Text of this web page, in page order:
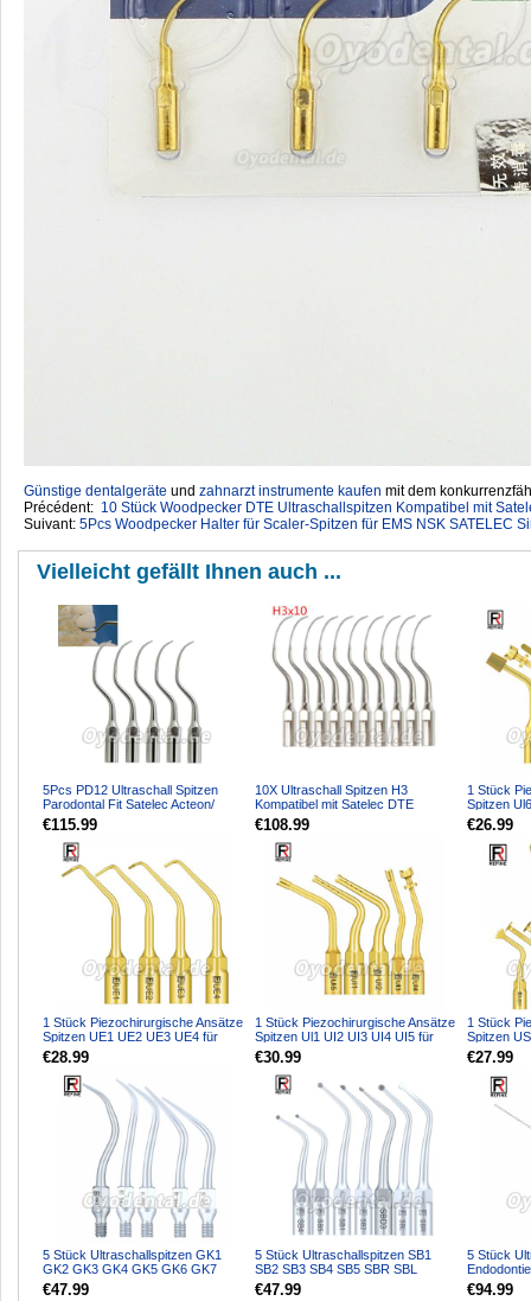
Günstige dentalgeräte ‎ und zahnarzt instrumente kaufen mit dem
Précédent: 10 Stück Woodpecker DTE Ultraschallspitzen Kompatibel mit
Suivant: 5Pcs Woodpecker Halter für Scaler-Spitzen für EMS NSK SATELEC
Vielleicht gefällt Ihnen auch ...
5Pcs PD12 Ultraschall Spitzen
Parodontal Fit Satelec Acteon/
woodpecker DTE Ultr...
€115.99
10X Ultraschall Spitzen H3
Kompatibel mit Satelec DTE
Ultraschall Handstück
€108.99
1 Stück
Spitzen
für
€26.99
1 Stück Piezochirurgische Ansätze
Spitzen UE1 UE2 UE3 UE4 für
Knochenschneiden S...
€28.99
1 Stück Piezochirurgische Ansätze
Spitzen Ul1 UI2 UI3 UI4 UI5 für
Knochenschneid...
€30.99
1 Stück
Spitzen
US3 US4
€27.99
5 Stück Ultraschallspitzen GK1
GK2 GK3 GK4 GK5 GK6 GK7
GK12 GK14 GK16 Kompatibel...
€47.99
5 Stück Ultraschallspitzen SB1
SB2 SB3 SB4 SB5 SBR SBL
Kompatibel mit REFINE EMS...
€47.99
5 Stück
mit
€94.99